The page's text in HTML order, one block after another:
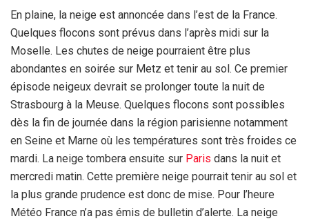
En plaine, la neige est annoncée dans l’est de la France.
Quelques flocons sont prévus dans l’après midi sur la
Moselle. Les chutes de neige pourraient être plus
abondantes en soirée sur Metz et tenir au sol. Ce premier
épisode neigeux devrait se prolonger toute la nuit de
Strasbourg à la Meuse. Quelques flocons sont possibles
dès la fin de journée dans la région parisienne notamment
en Seine et Marne où les températures sont très froides ce
mardi. La neige tombera ensuite sur Paris dans la nuit et
mercredi matin. Cette première neige pourrait tenir au sol et
la plus grande prudence est donc de mise. Pour l’heure
Météo France n’a pas émis de bulletin d’alerte. La neige